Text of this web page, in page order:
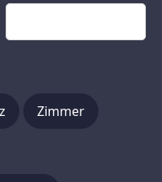
Zimmer